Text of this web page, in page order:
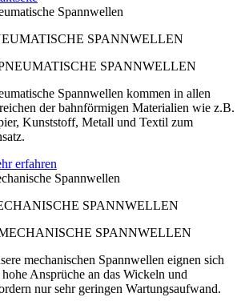
Spannwellen
SPANNWELLEN
Spannwellen kommen in allen
der bahnförmigen Materialien wie z.B.
Kunststoff, Metall und Textil zum
erfahren
Spannwellen
SPANNWELLEN
mechanischen Spannwellen eignen sich
Ansprüche an das Wickeln und
nur sehr geringen Wartungsaufwand.